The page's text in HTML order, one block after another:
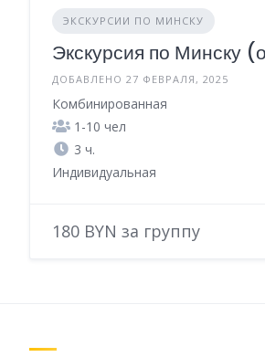
ЭКСКУРСИИ ПО МИНСКУ
Экскурсия по Минску
ДОБАВЛЕНО 27 ФЕВРАЛЯ, 2025
Комбинированная
1-10 чел
3 ч.
Индивидуальная
180 BYN за группу